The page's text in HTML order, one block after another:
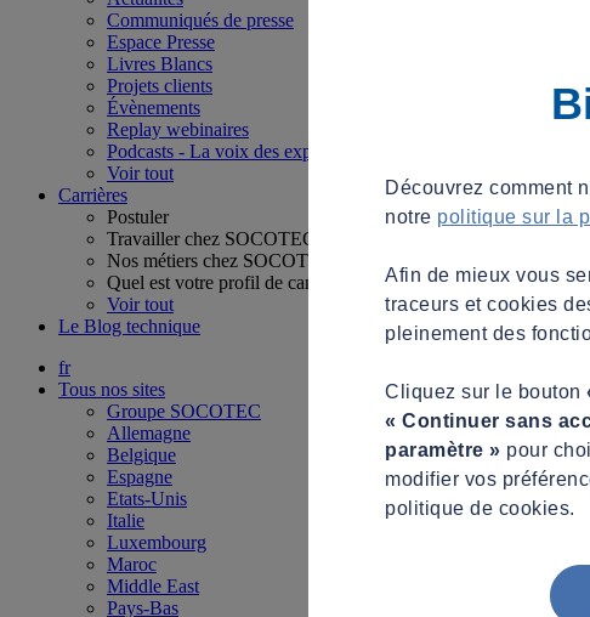
Communiqués de presse
Espace Presse
Livres Blancs
Projets clients
Évènements
Replay webinaires
Podcasts - La voix des experts
Voir tout
Carrières
Postuler
Travailler chez SOCOTEC
Nos métiers chez SOCOTEC
Quel est votre profil de candidat ?
Voir tout
Le Blog technique
fr
Tous nos sites
Groupe SOCOTEC
Allemagne
Belgique
Espagne
Etats-Unis
Italie
Luxembourg
Maroc
Middle East
Pays-Bas
Découvrez comment
notre politique sur la
Afin de mieux vous
traceurs et cookies
pleinement des
Cliquez sur le bouton
« Continuer sans
paramètre » pour
modifier vos
politique de cookies.